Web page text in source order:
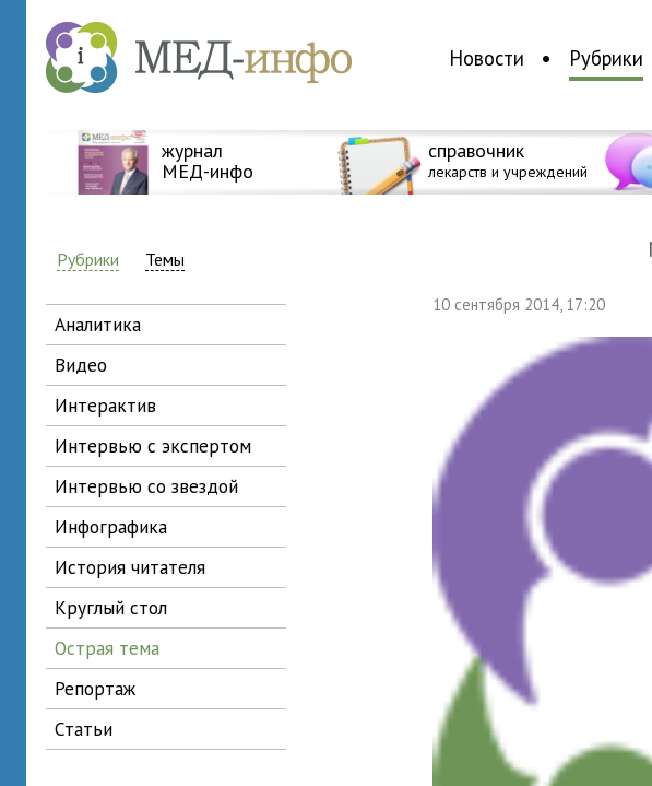
Новости Рубрики
журнал
МЕД-инфо
справочник
лекарств и учреждений
Рубрики Темы
аналитика
видео
интерактив
интервью с экспертом
интервью со звездой
инфографика
история читателя
круглый стол
острая тема
репортаж
статьи
10 сентября 2014, 17:20